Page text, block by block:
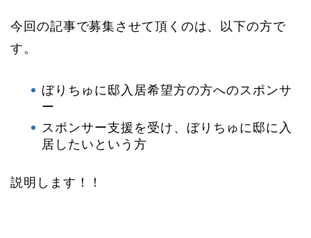
今回の記事で募集させて頂くのは、以下の方で
す。
ぼりちゅに邸入居希望方の方へのスポンサ
ー
スポンサー支援を受け、ぼりちゅに邸に入
居したいという方
説明します！！